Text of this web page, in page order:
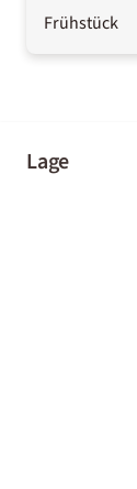
Frühstück
Lage